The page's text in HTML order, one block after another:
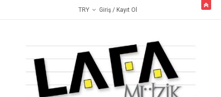
TRY Giriş / Kayıt Ol